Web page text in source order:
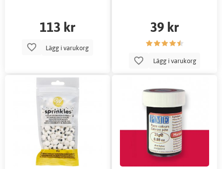
113 kr
Lägg i varukorg
39 kr
Lägg i varukorg